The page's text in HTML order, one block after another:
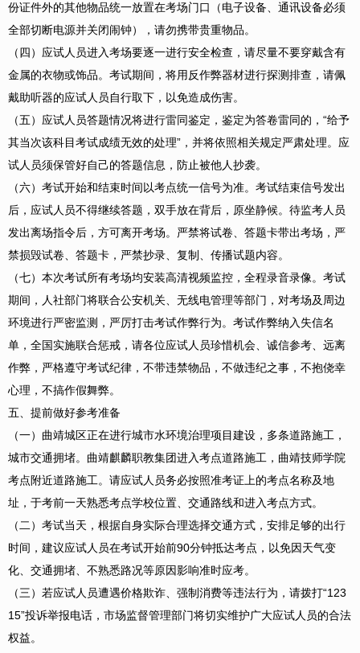
份证件外的其他物品统一放置在考场门口（电子设备、通讯设备必须
全部切断电源并关闭闹钟），请勿携带贵重物品。
（四）应试人员进入考场要逐一进行安全检查，请尽量不要穿戴含有
金属的衣物或饰品。考试期间，将用反作弊器材进行探测排查，请佩
戴助听器的应试人员自行取下，以免造成伤害。
（五）应试人员答题情况将进行雷同鉴定，鉴定为答卷雷同的，“给予
其当次该科目考试成绩无效的处理”，并将依照相关规定严肃处理。应
试人员须保管好自己的答题信息，防止被他人抄袭。
（六）考试开始和结束时间以考点统一信号为准。考试结束信号发出
后，应试人员不得继续答题，双手放在背后，原坐静候。待监考人员
发出离场指令后，方可离开考场。严禁将试卷、答题卡带出考场，严
禁损毁试卷、答题卡，严禁抄录、复制、传播试题内容。
（七）本次考试所有考场均安装高清视频监控，全程录音录像。考试
期间，人社部门将联合公安机关、无线电管理等部门，对考场及周边
环境进行严密监测，严厉打击考试作弊行为。考试作弊纳入失信名
单，全国实施联合惩戒，请各位应试人员珍惜机会、诚信参考、远离
作弊，严格遵守考试纪律，不带违禁物品，不做违纪之事，不抱侥幸
心理，不搞作假舞弊。
五、提前做好参考准备
（一）曲靖城区正在进行城市水环境治理项目建设，多条道路施工，
城市交通拥堵。曲靖麒麟职教集团进入考点道路施工，曲靖技师学院
考点附近道路施工。请应试人员务必按照准考证上的考点名称及地
址，于考前一天熟悉考点学校位置、交通路线和进入考点方式。
（二）考试当天，根据自身实际合理选择交通方式，安排足够的出行
时间，建议应试人员在考试开始前90分钟抵达考点，以免因天气变
化、交通拥堵、不熟悉路况等原因影响准时应考。
（三）若应试人员遭遇价格欺诈、强制消费等违法行为，请拨打“123
15”投诉举报电话，市场监督管理部门将切实维护广大应试人员的合法
权益。